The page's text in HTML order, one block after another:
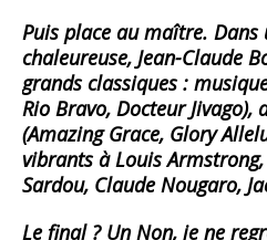
Puis place au maître. Dans
chaleureuse, Jean-Claude
grands classiques :
Rio Bravo, Docteur Jivago),
(Amazing Grace, Glory
vibrants à Louis
Sardou, Claude Nougaro,
Le final ? Un Non, je ne